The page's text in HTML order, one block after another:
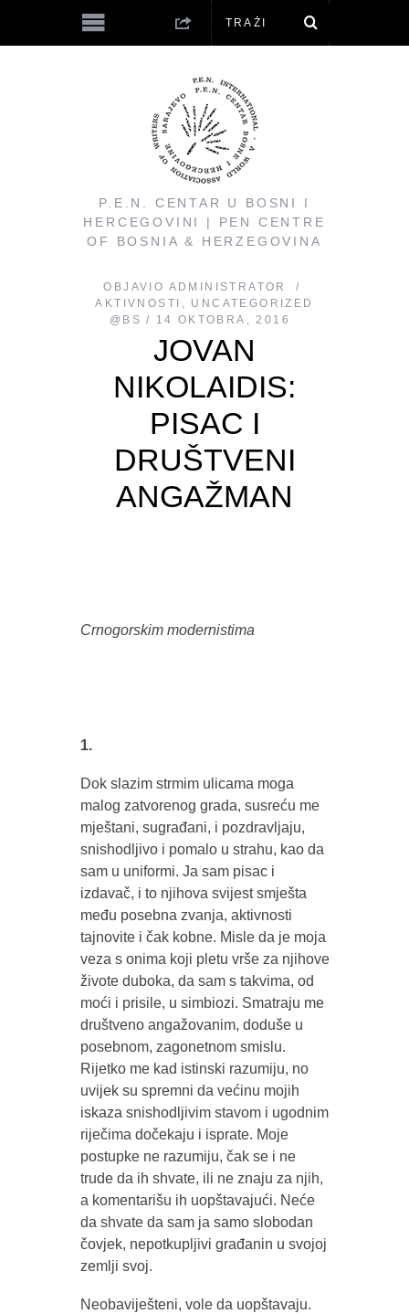
P.E.N. CENTAR U BOSNI I
HERCEGOVINI | PEN CENTRE
OF BOSNIA & HERZEGOVINA
OBJAVIO ADMINISTRATOR
AKTIVNOSTI
, UNCATEGORIZED
@BS
14 OKTOBRA, 2016
JOVAN
NIKOLAIDIS:
PISAC I
DRUŠTVENI
ANGAŽMAN
Crnogorskim modernistima
1.
Dok slazim strmim ulicama moga
malog zatvorenog grada, susreću me
mještani, sugrađani, i pozdravljaju,
snishodljivo i pomalo u strahu, kao da
sam u uniformi. Ja sam pisac i
izdavač, i to njihova svijest smješta
među posebna zvanja, aktivnosti
tajnovite i čak kobne. Misle da je moja
veza s onima koji pletu vrše za njihove
živote duboka, da sam s takvima, od
moći i prisile, u simbiozi. Smatraju me
društveno angažovanim, doduše u
posebnom, zagonetnom smislu.
Rijetko me kad istinski razumiju, no
uvijek su spremni da većinu mojih
iskaza snishodljivim stavom i ugodnim
riječima dočekaju i isprate. Moje
postupke ne razumiju, čak se i ne
trude da ih shvate, ili ne znaju za njih,
a komentarišu ih uopštavajući. Neće
da shvate da sam ja samo slobodan
čovjek, nepotkupljivi građanin u svojoj
zemlji svoj.
Neobaviješteni, vole da uopštavaju.